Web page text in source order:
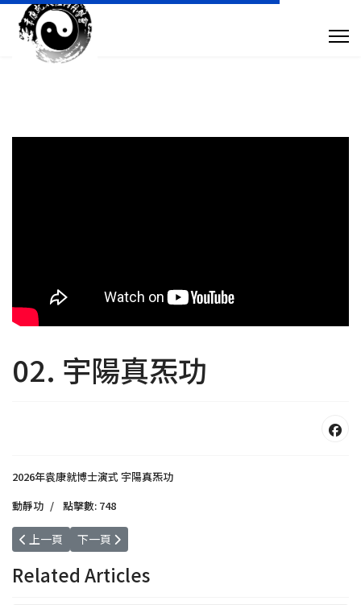
欄 文 章
針 灸 診 症
星期一及星期四 10:00am - 7:30pm 星期二、星期三及星期五
02. 宇陽真炁功
2026年袁康就博士演式 宇陽真炁功
動靜功
點擊數: 748
上一篇文章: 03. 氣過三關
上一頁 下一篇文章: 01. 2026 太極築基功九式
下一頁
Related Articles